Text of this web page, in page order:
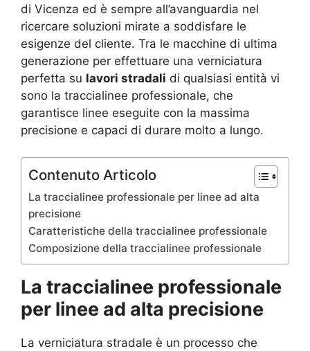
di Vicenza ed è sempre all’avanguardia nel
ricercare soluzioni mirate a soddisfare le
esigenze del cliente. Tra le macchine di ultima
generazione per effettuare una verniciatura
perfetta su lavori stradali di qualsiasi entità vi
sono la traccialinee professionale, che
garantisce linee eseguite con la massima
precisione e capaci di durare molto a lungo.
Contenuto Articolo
La traccialinee professionale per linee ad alta
precisione
Caratteristiche della traccialinee professionale
Composizione della traccialinee professionale
La traccialinee professionale
per linee ad alta precisione
La verniciatura stradale è un processo che